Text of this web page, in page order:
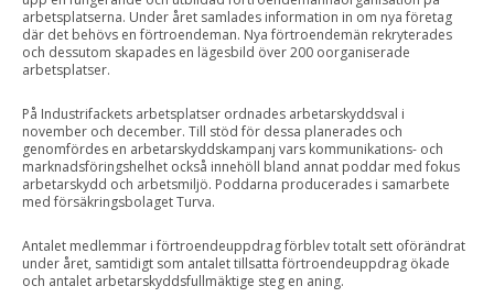
arbetsplatserna. Under året samlades information in om nya företag
där det behövs en förtroendeman. Nya förtroendemän rekryterades
och dessutom skapades en lägesbild över 200 oorganiserade
arbetsplatser.
På Industrifackets arbetsplatser ordnades arbetarskyddsval i
november och december. Till stöd för dessa planerades och
genomfördes en arbetarskyddskampanj vars kommunikations- och
marknadsföringshelhet också innehöll bland annat poddar med fokus
arbetarskydd och arbetsmiljö. Poddarna producerades i samarbete
med försäkringsbolaget Turva.
Antalet medlemmar i förtroendeuppdrag förblev totalt sett oförändrat
under året, samtidigt som antalet tillsatta förtroendeuppdrag ökade
och antalet arbetarskyddsfullmäktige steg en aning.